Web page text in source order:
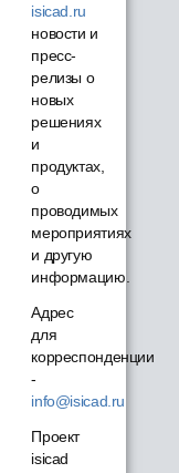
isicad.ru
новости и
пресс-
релизы о
новых
решениях
и
продуктах,
о
проводимых
мероприятиях
и другую
информацию.
Адрес
для
корреспонденции
-
info@isicad.ru
Проект
isicad